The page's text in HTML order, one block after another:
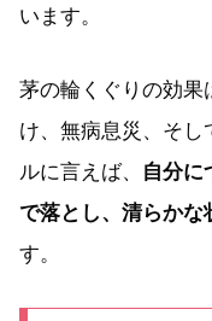
います。
茅の輪くぐりの効果
け、無病息災、そし
ルに言えば、
自分に
で落とし、清らかな
す。